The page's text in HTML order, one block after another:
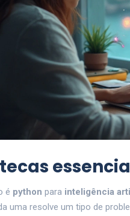
é python para inteligência
uma resolve um tipo de